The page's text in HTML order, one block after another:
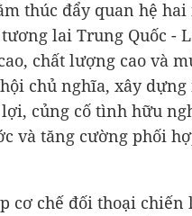
thúc đẩy quan hệ hai
lai Trung Quốc -
chất lượng cao và
chủ nghĩa, xây dựng
củng cố tình hữu
và tăng cường phối
cơ chế đối thoại chiến